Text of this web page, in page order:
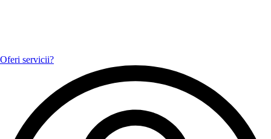
Oferi servicii?